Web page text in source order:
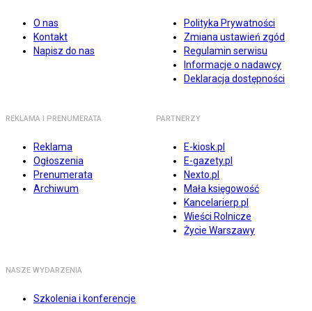
O nas
Kontakt
Napisz do nas
Polityka Prywatności
Zmiana ustawień zgód
Regulamin serwisu
Informacje o nadawcy
Deklaracja dostępności
REKLAMA I PRENUMERATA
Reklama
Ogłoszenia
Prenumerata
Archiwum
PARTNERZY
E-kiosk.pl
E-gazety.pl
Nexto.pl
Mała księgowość
Kancelarierp.pl
Wieści Rolnicze
Życie Warszawy
NASZE WYDARZENIA
Szkolenia i konferencje